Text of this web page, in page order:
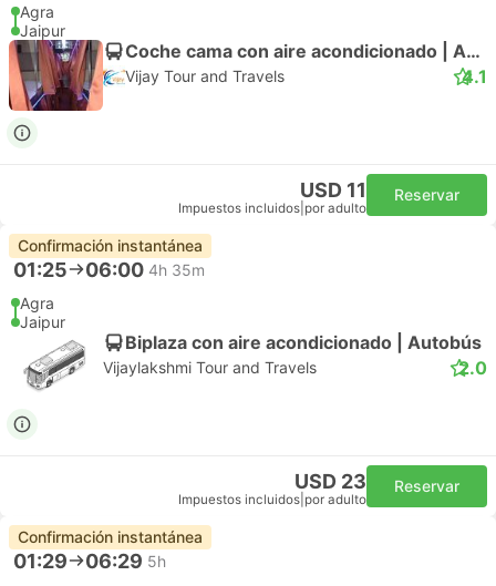
Agra
Jaipur
Coche cama con aire acondicionado | Autobús
Vijay Tour and Travels 4.1
USD 11
Impuestos incluidos por adulto
Reservar
Confirmación instantánea
01:25 06:00 4h 35m
Agra
Jaipur
Biplaza con aire acondicionado | Autobús
Vijaylakshmi Tour and Travels 2.0
USD 23
Impuestos incluidos por adulto
Reservar
Confirmación instantánea
01:29 06:29 5h